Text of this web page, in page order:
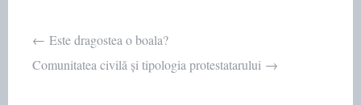
Post
← Este dragostea o boala?
Comunitatea civilă și tipologia protestatarului →